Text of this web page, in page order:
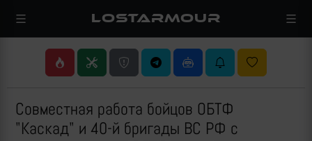
LOSTARMOUR
Совместная работа бойцов ОБТФ
"Каскад" и 40-й бригады ВС РФ с